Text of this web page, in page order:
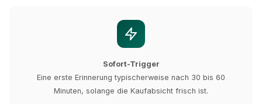
Sofort-Trigger
Eine erste Erinnerung typischerweise nach 30 bis 60
Minuten, solange die Kaufabsicht frisch ist.